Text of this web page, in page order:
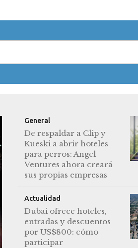
General
De respaldar a Clip y
Kueski a abrir hoteles
para perros: Angel
Ventures ahora creará
sus propias empresas
Actualidad
Dubai ofrece hoteles,
entradas y descuentos
por US$800: cómo
participar